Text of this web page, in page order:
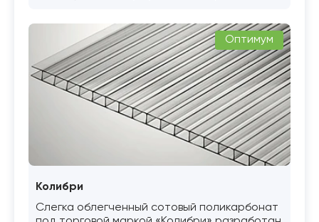
Оптимум
Колибри
Слегка облегченный сотовый поликарбонат